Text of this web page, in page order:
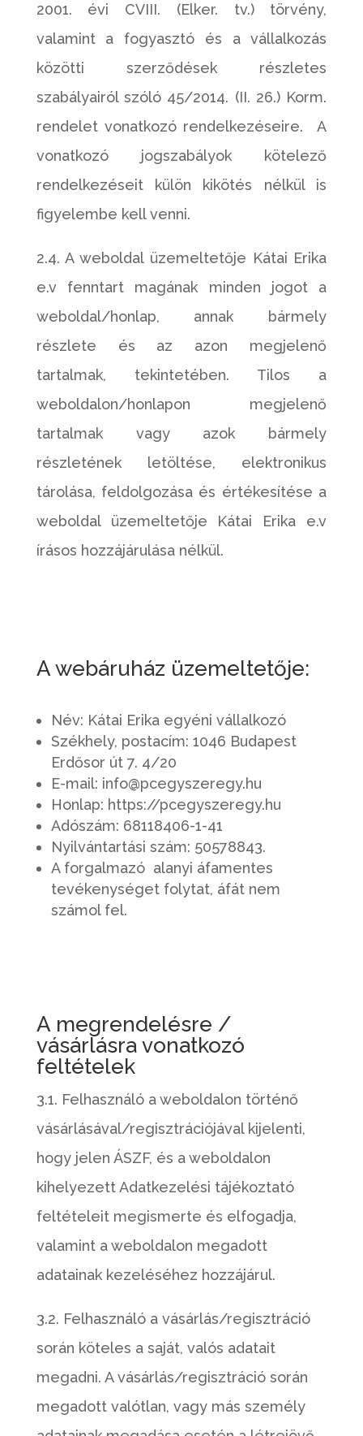
2001. évi CVIII. (Elker. tv.) törvény,
valamint a fogyasztó és a vállalkozás
közötti szerződések részletes
szabályairól szóló 45/2014. (II. 26.) Korm.
rendelet vonatkozó rendelkezéseire. A
vonatkozó jogszabályok kötelező
rendelkezéseit külön kikötés nélkül is
figyelembe kell venni.
2.4. A weboldal üzemeltetője Kátai Erika
e.v fenntart magának minden jogot a
weboldal/honlap, annak bármely
részlete és az azon megjelenő
tartalmak, tekintetében. Tilos a
weboldalon/honlapon megjelenő
tartalmak vagy azok bármely
részletének letöltése, elektronikus
tárolása, feldolgozása és értékesítése a
weboldal üzemeltetője Kátai Erika e.v
írásos hozzájárulása nélkül.
A webáruház üzemeltetője:
Név: Kátai Erika egyéni vállalkozó
Székhely, postacím: 1046 Budapest
Erdősor út 7. 4/20
E-mail: info@pcegyszeregy.hu
Honlap: https://pcegyszeregy.hu
Adószám: 68118406-1-41
Nyilvántartási szám: 50578843.
A forgalmazó alanyi áfamentes
tevékenységet folytat, áfát nem
számol fel.
A megrendelésre /
vásárlásra vonatkozó
feltételek
3.1. Felhasználó a weboldalon történő
vásárlásával/regisztrációjával kijelenti,
hogy jelen ÁSZF, és a weboldalon
kihelyezett Adatkezelési tájékoztató
feltételeit megismerte és elfogadja,
valamint a weboldalon megadott
adatainak kezeléséhez hozzájárul.
3.2. Felhasználó a vásárlás/regisztráció
során köteles a saját, valós adatait
megadni. A vásárlás/regisztráció során
megadott valótlan, vagy más személy